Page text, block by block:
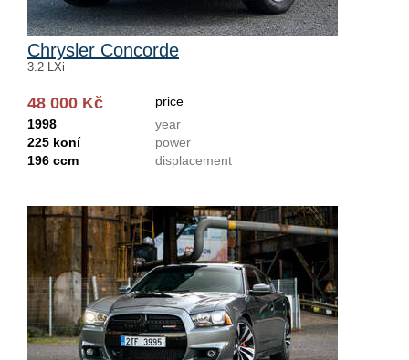
Chrysler Concorde
3.2 LXi
48 000 Kč
price
1998
year
225 koní
power
196 ccm
displacement